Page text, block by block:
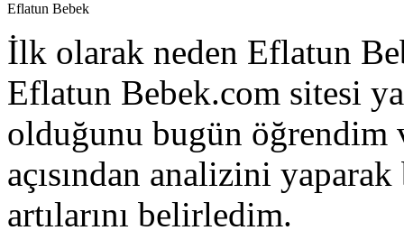
Eflatun Bebek
İlk olarak neden Eflatun
Eflatun Bebek.com sitesi
olduğunu bugün öğrendim
açısından analizini
artılarını belirledim.